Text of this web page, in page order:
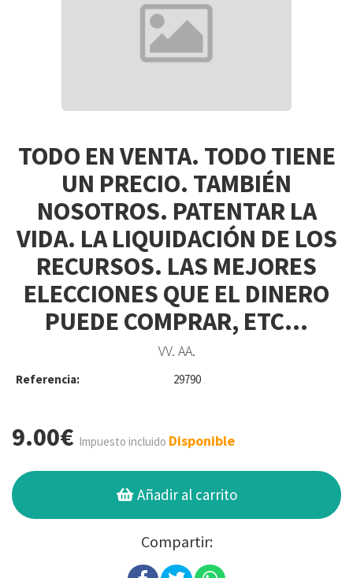
TODO EN VENTA. TODO TIENE
UN PRECIO. TAMBIÉN
NOSOTROS. PATENTAR LA
VIDA. LA LIQUIDACIÓN DE LOS
RECURSOS. LAS MEJORES
ELECCIONES QUE EL DINERO
PUEDE COMPRAR, ETC...
VV. AA.
Referencia: 29790
9.00€ Impuesto incluido Disponible
Añadir al carrito
Compartir: